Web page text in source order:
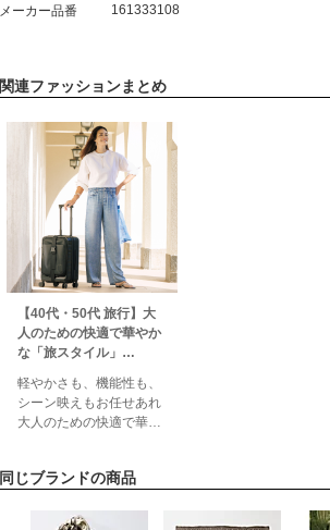
メーカー品番
161333108
関連ファッションまとめ
【40代・50代 旅行】大
人のための快適で華やか
な「旅スタイル」
軽やかさも、機能性も、
シーン映えもお任せあれ
大人のための快適で華や
旅。軽やかなウエアや機
時間がもっともっと快適
同じブランドの商品